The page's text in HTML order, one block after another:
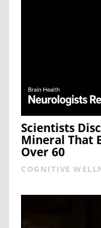
Scientists
Mineral That
Over 60
COGNITIVE